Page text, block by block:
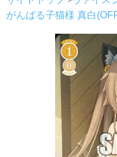
がんばる子猫様 真白